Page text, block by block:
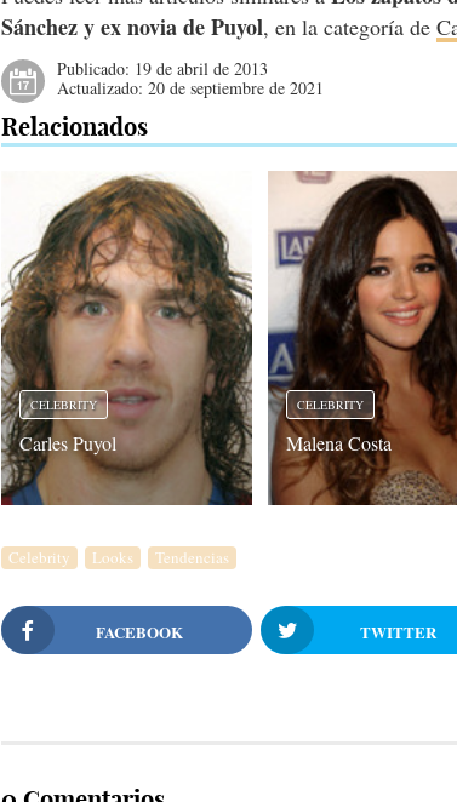
Sánchez y ex novia de Puyol, en la categoría de
Publicado: 19 de abril de 2013
Actualizado:20 de septiembre de 2021
Relacionados
CELEBRITY
Carles Puyol
CELEBRITY
Malena Costa
Celebrity Looks Tendencias
FACEBOOK TWITTER